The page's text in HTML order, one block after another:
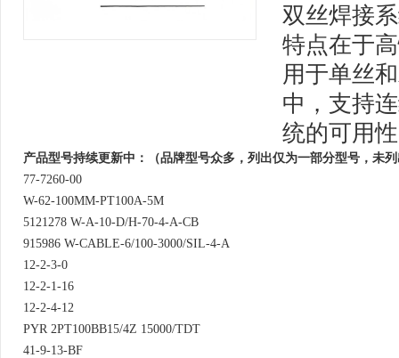
双丝焊接
特点在于
用于单丝
中，支持
统的可用
产品型号持续更新中：（品牌型号众多，列出仅为一部分型号，未
77-7260-00
W-62-100MM-PT100A-5M
5121278 W-A-10-D/H-70-4-A-CB
915986 W-CABLE-6/100-3000/SIL-4-A
12-2-3-0
12-2-1-16
12-2-4-12
PYR 2PT100BB15/4Z 15000/TDT
41-9-13-BF